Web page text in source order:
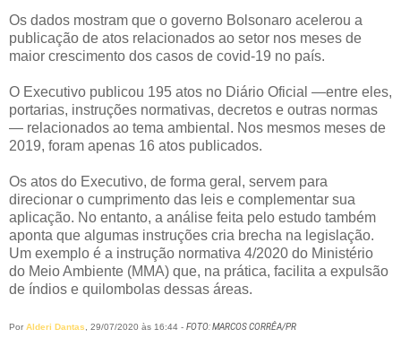
Os dados mostram que o governo Bolsonaro acelerou a
publicação de atos relacionados ao setor nos meses de
maior crescimento dos casos de covid-19 no país.
O Executivo publicou 195 atos no Diário Oficial —entre eles,
portarias, instruções normativas, decretos e outras normas
— relacionados ao tema ambiental. Nos mesmos meses de
2019, foram apenas 16 atos publicados.
Os atos do Executivo, de forma geral, servem para
direcionar o cumprimento das leis e complementar sua
aplicação. No entanto, a análise feita pelo estudo também
aponta que algumas instruções cria brecha na legislação.
Um exemplo é a instrução normativa 4/2020 do Ministério
do Meio Ambiente (MMA) que, na prática, facilita a expulsão
de índios e quilombolas dessas áreas.
Por Alderi Dantas, 29/07/2020 às 16:44 - FOTO: MARCOS CORRÊA/PR